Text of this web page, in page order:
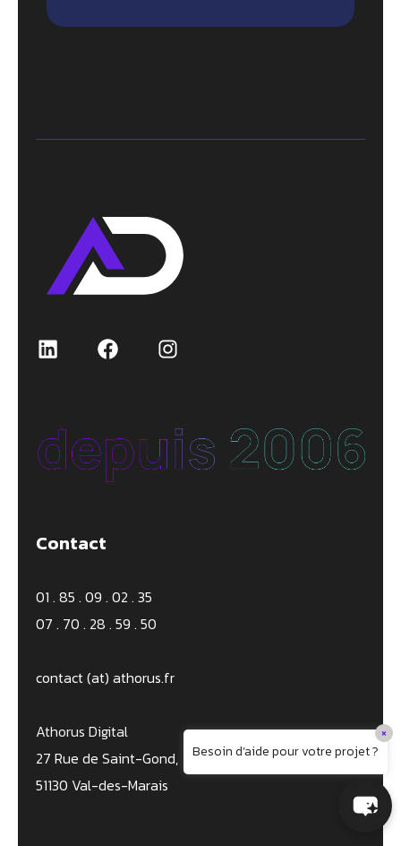
LinkedIn FacebookInstagram
Contact
01 . 85 . 09 . 02 . 35
07 . 70 . 28 . 59 . 50
contact (at) athorus.fr
Athorus Digital
27 Rue de Saint-Gond,
51130 Val-des-Marais
Besoin d’aide pour votre projet ?
×